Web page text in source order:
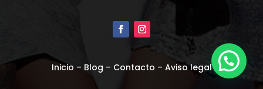
Inicio – Blog – Contacto – Aviso legal